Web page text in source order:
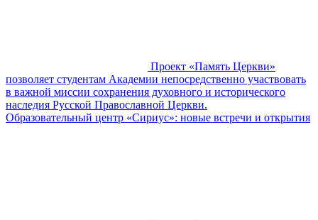
Проект «Память Церкви»
позволяет студентам Академии непосредственно участвовать
в важной миссии сохранения духовного и исторического
наследия Русской Православной Церкви.
Образовательный центр «Сириус»: новые встречи и открытия